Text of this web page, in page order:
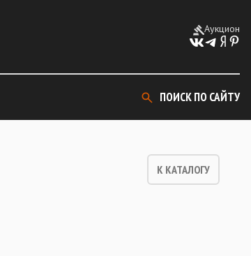
Аукцион
ПОИСК ПО САЙТУ
К КАТАЛОГУ